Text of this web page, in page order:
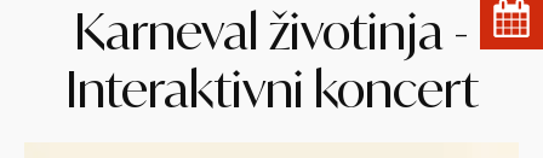
Karneval životinja -
Interaktivni koncert